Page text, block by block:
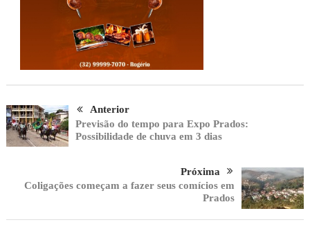
Anterior
Previsão do tempo para Expo Prados:
Possibilidade de chuva em 3 dias
Próxima
Coligações começam a fazer seus comícios em
Prados